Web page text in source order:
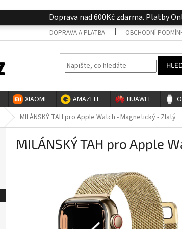
Doprava nad 600Kč zdarma. Platby
DOPRAVA A PLATBA OBCHODNÍ
XIAOMI AMAZFIT HUAWEI
MILÁNSKÝ TAH pro Apple Watch - Magnetický - Zlatý
MILÁNSKÝ TAH pro Apple